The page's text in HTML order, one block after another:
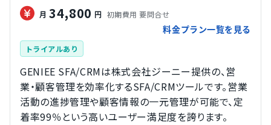
月 34,800 円
初期費用 要問合せ
料金プラン一覧を見る
トライアルあり
GENIEE SFA/CRMは株式会社ジーニー提供の、営
業・顧客管理を効率化するSFA/CRMツールです。営業
活動の進捗管理や顧客情報の一元管理が可能で、定
着率99％という高いユーザー満足度を誇ります。